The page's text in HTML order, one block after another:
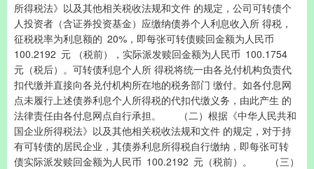
所得税法》以及其他相关税收法规和文件 的规定，公司可转债个
人投资者（含证券投资基金）应缴纳债券个人利息收入所 得税，
征税税率为利息额的 20%，即每张可转债赎回金额为人民币
100.2192 元 （税前），实际派发赎回金额为人民币 100.1754
元（税后）。可转债利息个人所 得税将统一由各兑付机构负责代
扣代缴并直接向各兑付机构所在地的税务部门 缴付。如各付息网
点未履行上述债券利息个人所得税的代扣代缴义务，由此产生 的
法律责任由各付息网点自行承担。 （二）根据《中华人民共和
国企业所得税法》以及其他相关税收法规和文件 的规定，对于持
有可转债的居民企业，其债券利息所得税自行缴纳，即每张可转
债实际派发赎回金额为人民币 100.2192 元（税前）。 （三）